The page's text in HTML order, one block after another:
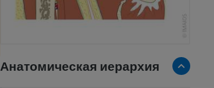
Анатомическая иерархия